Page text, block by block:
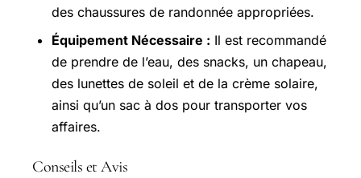
des chaussures de randonnée appropriées.
Équipement Nécessaire : Il est recommandé
de prendre de l’eau, des snacks, un chapeau,
des lunettes de soleil et de la crème solaire,
ainsi qu’un sac à dos pour transporter vos
affaires.
Conseils et Avis